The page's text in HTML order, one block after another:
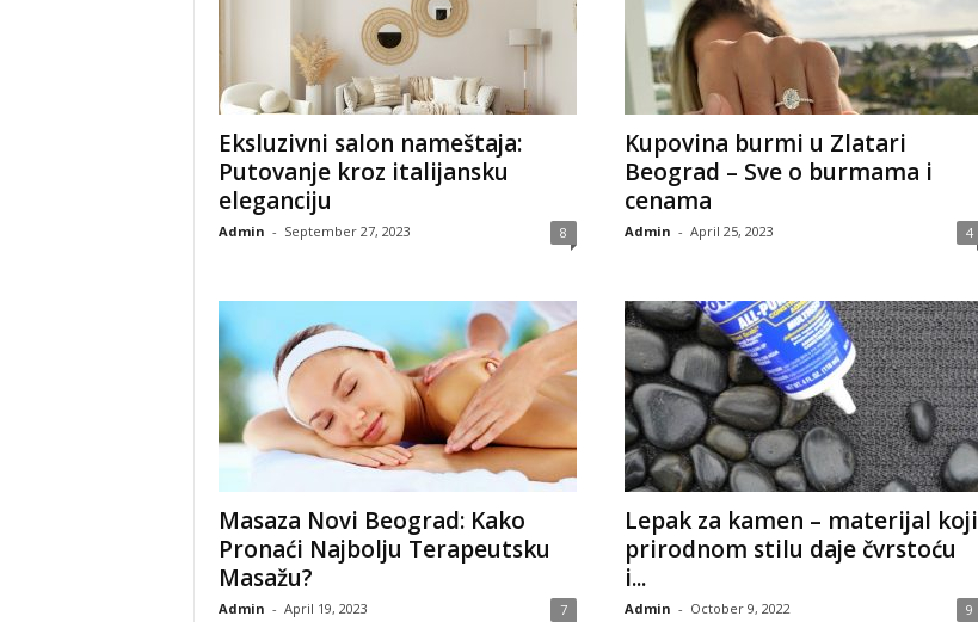
Eksluzivni salon nameštaja:
Putovanje kroz italijansku
eleganciju
Admin - September 27, 2023 8
Kupovina burmi u Zlatari
Beograd – Sve o burmama i
cenama
Admin - April 25, 2023 4
Masaza Novi Beograd: Kako
Pronaći Najbolju Terapeutsku
Masažu?
Admin - April 19, 2023 7
Lepak za kamen – materijal koji
prirodnom stilu daje čvrstoću
i...
Admin - October 9, 2022 9